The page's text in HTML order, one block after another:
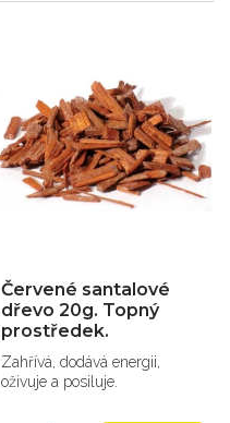
Červené santalové
dřevo 20g. Topný
prostředek.
Zahřívá, dodává energii,
oživuje a posiluje.